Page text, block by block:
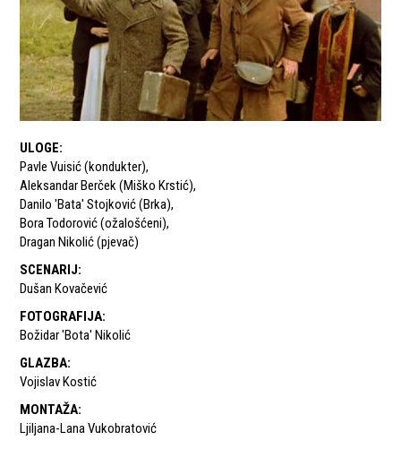
ULOGE:
Pavle Vuisić (kondukter),
Aleksandar Berček (Miško Krstić),
Danilo 'Bata' Stojković (Brka),
Bora Todorović (ožalošćeni),
Dragan Nikolić (pjevač)
SCENARIJ:
Dušan Kovačević
FOTOGRAFIJA:
Božidar 'Bota' Nikolić
GLAZBA:
Vojislav Kostić
MONTAŽA:
Ljiljana-Lana Vukobratović